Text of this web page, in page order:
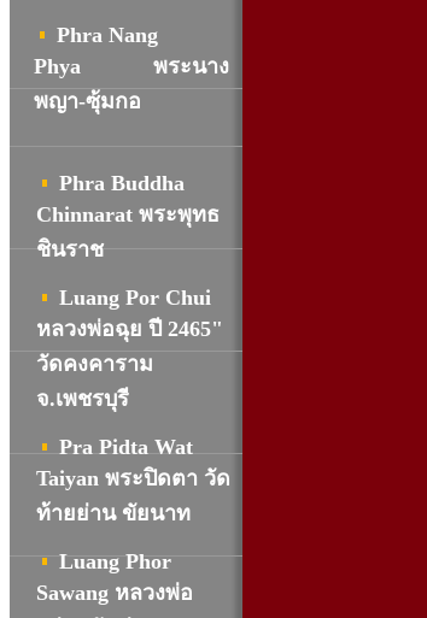
Phra Nang
Phya
พระนาง
พญา-ซุ้มกอ
Phra Buddha
Chinnarat พระพุทธ
ชินราช
Luang Por Chui
หลวงพ่อฉุย ปี 2465"
วัดคงคาราม
จ.เพชรบุรี
Pra Pidta Wat
Taiyan พระปิดตา วัด
ท้ายย่าน ขัยนาท
Luang Phor
Sawang หลวงพ่อ